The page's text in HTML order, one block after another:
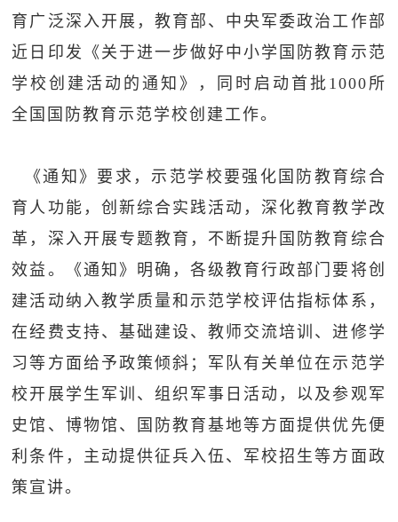
闻
要
闻
热
点
追
踪
热
点
追
踪
国
防
法
国
防
法
规
防
育广泛深入开展，教育部、中央军委政治工作部
近日印发《关于进一步做好中小学国防教育示范
学校创建活动的通知》，同时启动首批1000所
全国国防教育示范学校创建工作。
《通知》要求，示范学校要强化国防教育综合
育人功能，创新综合实践活动，深化教育教学改
革，深入开展专题教育，不断提升国防教育综合
效益。《通知》明确，各级教育行政部门要将创
建活动纳入教学质量和示范学校评估指标体系，
在经费支持、基础建设、教师交流培训、进修学
习等方面给予政策倾斜；军队有关单位在示范学
校开展学生军训、组织军事日活动，以及参观军
史馆、博物馆、国防教育基地等方面提供优先便
利条件，主动提供征兵入伍、军校招生等方面政
策宣讲。